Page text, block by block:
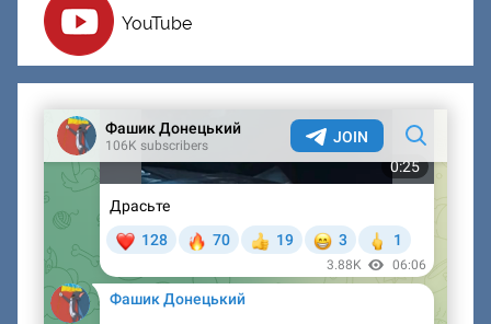
YouTube